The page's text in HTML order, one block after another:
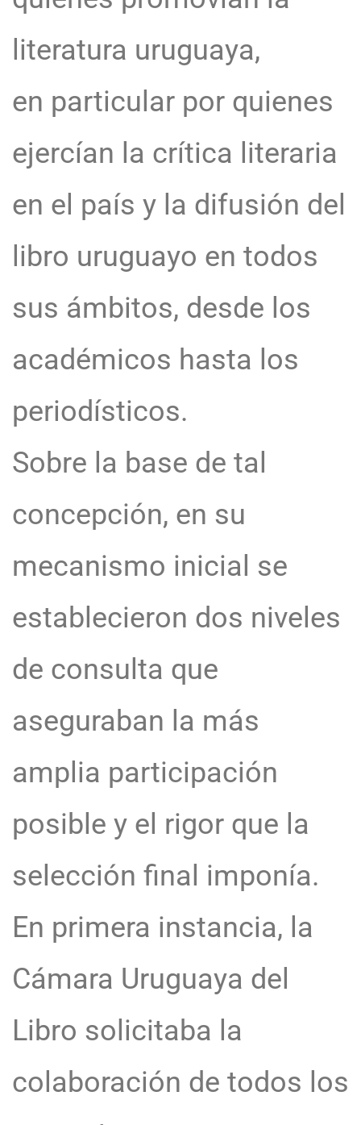
literatura uruguaya,
en particular por quienes
ejercían la crítica literaria
en el país y la difusión del
libro uruguayo en todos
sus ámbitos, desde los
académicos hasta los
periodísticos.
Sobre la base de tal
concepción, en su
mecanismo inicial se
establecieron dos niveles
de consulta que
aseguraban la más
amplia participación
posible y el rigor que la
selección final imponía.
En primera instancia, la
Cámara Uruguaya del
Libro solicitaba la
colaboración de todos los